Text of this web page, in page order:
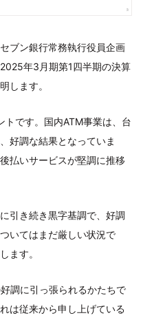
セブン銀行常務執行役員企画
年3月期第1四半期の決算
します。
です。国内ATM事業は、台
好調な結果となっていま
払いサービスが堅調に推移
引き続き黒字基調で、好調
いてはまだ厳しい状況で
ます。
調に引っ張られるかたちで
は従来から申し上げている